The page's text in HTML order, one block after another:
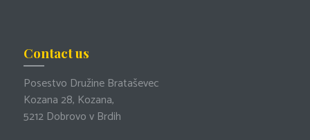
Contact us
Posestvo Družine Brataševec
Kozana 28, Kozana,
5212 Dobrovo v Brdih